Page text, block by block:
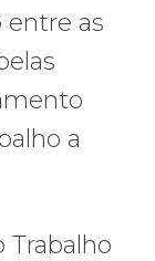
entre as
a
Trabalho